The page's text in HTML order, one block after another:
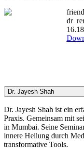
Dr. Jayesh Shah
Dr. Jayesh Shah ist ein
Praxis. Gemeinsam mit
in Mumbai. Seine
innere Heilung durch
transformative Tools.